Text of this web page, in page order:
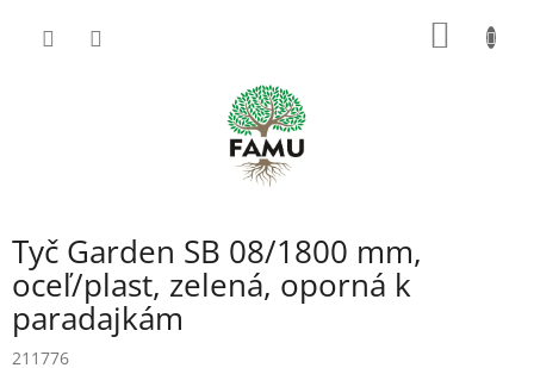
Tyč Garden SB 08/1800 mm,
oceľ/plast, zelená, oporná k
paradajkám
211776